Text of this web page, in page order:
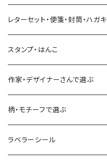
いちご・ストロベリー
フルーツ・野菜
マインドウェイブ
水縞
大枝活版室
星燈社
ミナペルホネン
星燈社
古川紙工
大枝活版室
古川紙工
表現社（作家もの）
ロール付箋
レターセット・便箋・封筒・ハガキ
古川紙工
表現社（作家もの）
スタンプ・はんこ
Hutte paper works
ヨハク
作家・デザイナーさんで選ぶ
ネクタイ
Hutte paper works
柄・モチーフで選ぶ
フルーツ
ラベラーシール